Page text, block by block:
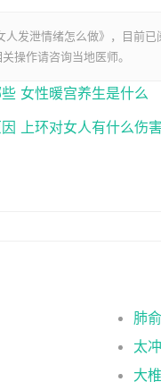
发泄情绪怎么做》，目前已
操作请咨询当地医师。
女性暖宫养生是什么
上环对女人有什么伤害
肺
太
大